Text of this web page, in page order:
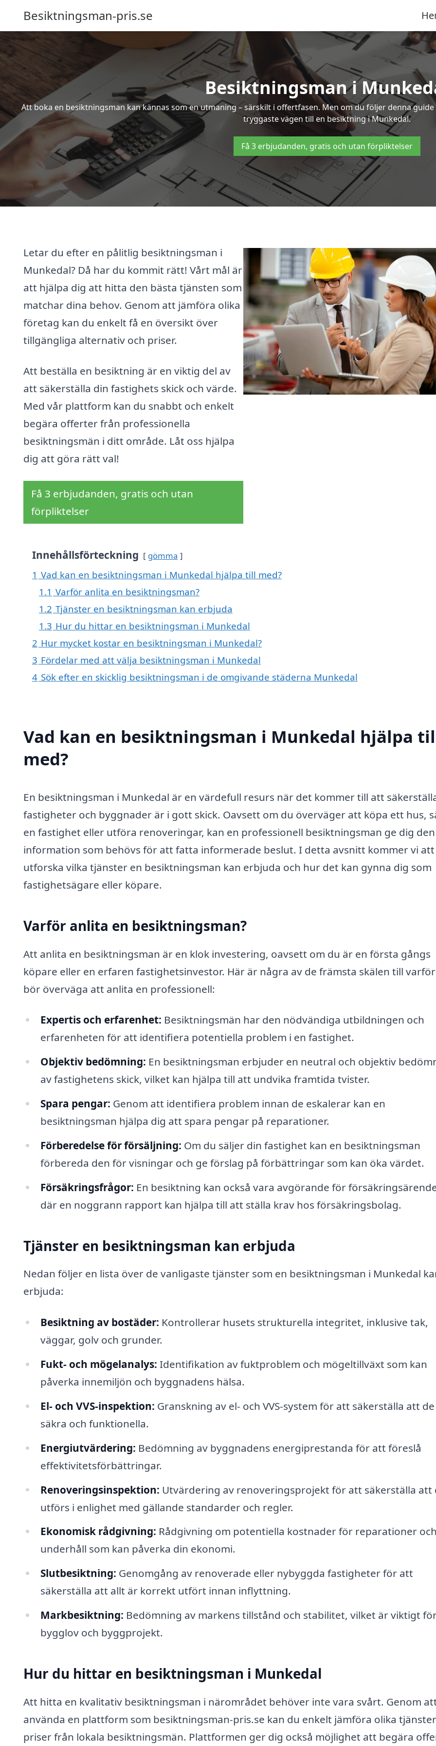
Besiktningsman-pris.se
Besiktningsman i
Att boka en besiktningsman kan kännas som en utmaning – särskilt i offertfasen. Men om du följer denna
tryggaste vägen till en besiktning i Munkedal.
Få 3 erbjudanden, gratis och utan förpliktelser
Letar du efter en pålitlig besiktningsman i
Munkedal? Då har du kommit rätt! Vårt mål är
att hjälpa dig att hitta den bästa tjänsten som
matchar dina behov. Genom att jämföra olika
företag kan du enkelt få en översikt över
tillgängliga alternativ och priser.
Att beställa en besiktning är en viktig del av
att säkerställa din fastighets skick och värde.
Med vår plattform kan du snabbt och enkelt
begära offerter från professionella
besiktningsmän i ditt område. Låt oss hjälpa
dig att göra rätt val!
Få 3 erbjudanden, gratis och utan
förpliktelser
Innehållsförteckning gömma
1 Vad kan en besiktningsman i Munkedal hjälpa till med?
1.1 Varför anlita en besiktningsman?
1.2 Tjänster en besiktningsman kan erbjuda
1.3 Hur du hittar en besiktningsman i Munkedal
2 Hur mycket kostar en besiktningsman i Munkedal?
3 Fördelar med att välja besiktningsman i Munkedal
4 Sök efter en skicklig besiktningsman i de omgivande städerna Munkedal
Vad kan en besiktningsman i Munkedal hjälpa
med?
En besiktningsman i Munkedal är en värdefull resurs när det kommer till att
fastigheter och byggnader är i gott skick. Oavsett om du överväger att köpa ett hus,
en fastighet eller utföra renoveringar, kan en professionell besiktningsman ge dig den
information som behövs för att fatta informerade beslut. I detta avsnitt kommer vi att
utforska vilka tjänster en besiktningsman kan erbjuda och hur det kan gynna dig som
fastighetsägare eller köpare.
Varför anlita en besiktningsman?
Att anlita en besiktningsman är en klok investering, oavsett om du är en första gångs
köpare eller en erfaren fastighetsinvestor. Här är några av de främsta skälen till
bör överväga att anlita en professionell:
Expertis och erfarenhet: Besiktningsmän har den nödvändiga utbildningen och
erfarenheten för att identifiera potentiella problem i en fastighet.
Objektiv bedömning: En besiktningsman erbjuder en neutral och objektiv
av fastighetens skick, vilket kan hjälpa till att undvika framtida tvister.
Spara pengar: Genom att identifiera problem innan de eskalerar kan en
besiktningsman hjälpa dig att spara pengar på reparationer.
Förberedelse för försäljning: Om du säljer din fastighet kan en besiktningsman
förbereda den för visningar och ge förslag på förbättringar som kan öka värdet.
Försäkringsfrågor: En besiktning kan också vara avgörande för
där en noggrann rapport kan hjälpa till att ställa krav hos försäkringsbolag.
Tjänster en besiktningsman kan erbjuda
Nedan följer en lista över de vanligaste tjänster som en besiktningsman i Munkedal
erbjuda:
Besiktning av bostäder: Kontrollerar husets strukturella integritet, inklusive tak,
väggar, golv och grunder.
Fukt- och mögelanalys: Identifikation av fuktproblem och mögeltillväxt som kan
påverka innemiljön och byggnadens hälsa.
El- och VVS-inspektion: Granskning av el- och VVS-system för att säkerställa att
säkra och funktionella.
Energiutvärdering: Bedömning av byggnadens energiprestanda för att föreslå
effektivitetsförbättringar.
Renoveringsinspektion: Utvärdering av renoveringsprojekt för att säkerställa att
utförs i enlighet med gällande standarder och regler.
Ekonomisk rådgivning: Rådgivning om potentiella kostnader för reparationer och
underhåll som kan påverka din ekonomi.
Slutbesiktning: Genomgång av renoverade eller nybyggda fastigheter för att
säkerställa att allt är korrekt utfört innan inflyttning.
Markbesiktning: Bedömning av markens tillstånd och stabilitet, vilket är viktigt
bygglov och byggprojekt.
Hur du hittar en besiktningsman i Munkedal
Att hitta en kvalitativ besiktningsman i närområdet behöver inte vara svårt. Genom
använda en plattform som besiktningsman-pris.se kan du enkelt jämföra olika
priser från lokala besiktningsmän. Plattformen ger dig också möjlighet att begära